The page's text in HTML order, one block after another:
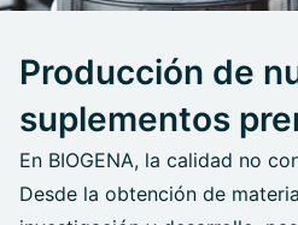
Producción de
suplementos
En BIOGENA, la calidad no
Desde la obtención de